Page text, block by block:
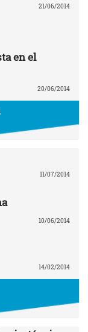
21/06/2014
en el
20/06/2014
11/07/2014
10/06/2014
14/02/2014